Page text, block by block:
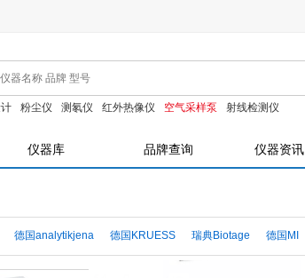
粉尘仪 测氡仪 红外热像仪 空气采样泵 射线检测仪
仪器库 品牌查询 仪器资讯
德国analytikjena 德国KRUESS 瑞典Biotage 德国MI
德国RBG 德国Funke Gerber